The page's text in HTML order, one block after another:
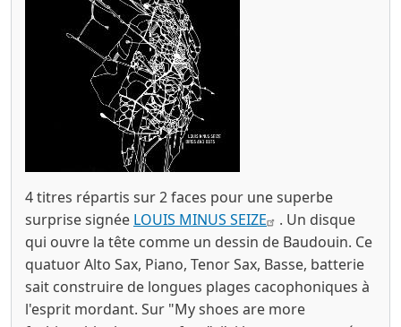
4 titres répartis sur 2 faces pour une superbe
surprise signée LOUIS MINUS SEIZE
. Un disque
qui ouvre la tête comme un dessin de Baudouin. Ce
quatuor Alto Sax, Piano, Tenor Sax, Basse, batterie
sait construire de longues plages cacophoniques à
l'esprit mordant. Sur "My shoes are more